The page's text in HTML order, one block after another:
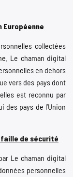
Européenne
collectées
Le chaman digital
en dehors
vers des pays dont
est reconnu par
des pays de l’Union
faille de sécurité
Le chaman digital
personnelles